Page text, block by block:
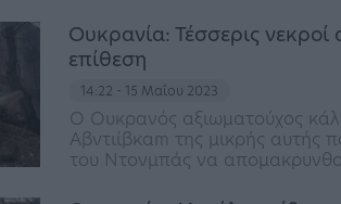
Ουκρανία: Τέσσερις
επίθεση
14:22 - 15 Μαΐου 2023
Ο Ουκρανός αξιωματούχος
Αβντιίβκαm της μικρής αυτής
του Ντονμπάς να